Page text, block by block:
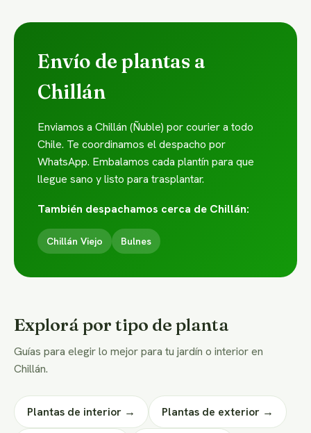
Envío de plantas a
Chillán
Enviamos a Chillán (Ñuble) por courier a todo
Chile. Te coordinamos el despacho por
WhatsApp. Embalamos cada plantín para que
llegue sano y listo para trasplantar.
También despachamos cerca de Chillán:
Chillán Viejo Bulnes
Explorá por tipo de planta
Guías para elegir lo mejor para tu jardín o interior en
Chillán.
Plantas de interior → Plantas de exterior →